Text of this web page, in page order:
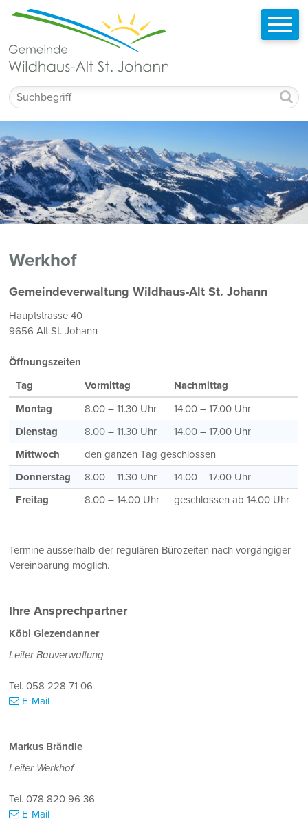
Navigieren in Wildhaus-Alt St. Johann
Schnellnavigation
Suchbegriff
Werkhof
Beschreibung Werkhof
Gemeindeverwaltung Wildhaus-Alt St. Johann
Hauptstrasse 40
9656 Alt St. Johann
Öffnungszeiten
Tag
Vormittag
Nachmittag
Montag
8.00 – 11.30 Uhr
14.00 – 17.00 Uhr
Dienstag
8.00 – 11.30 Uhr
14.00 – 17.00 Uhr
Mittwoch
den ganzen Tag geschlossen
Donnerstag
8.00 – 11.30 Uhr
14.00 – 17.00 Uhr
Freitag
8.00 – 14.00 Uhr geschlossen ab 14.00 Uhr
Termine ausserhalb der regulären Bürozeiten nach vorgängiger
Vereinbarung möglich.
Ihre Ansprechpartner
Köbi Giezendanner
Leiter Bauverwaltung
Tel.058 228 71 06
E-Mail
Markus Brändle
Leiter Werkhof
Tel.078 820 96 36
E-Mail